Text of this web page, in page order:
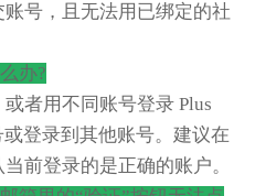
号，且无法用已绑定的社
办?
者用不同账号登录 Plus
登录到其他账号。建议在
前登录的是正确的账户。